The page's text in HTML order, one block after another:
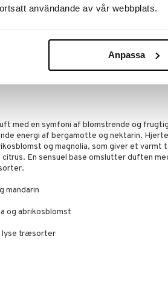
användande av vår webbplats.
Anpassa
med en symfoni af blomstrende og
energi af bergamotte og nektarin.
og magnolia, som giver et varmt
En sensuel base omslutter duften
mandarin
og abrikosblomst
lyse træsorter